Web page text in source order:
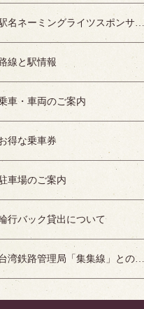
駅名ネーミングライツスポンサーの募集開始
線と駅情報
車・車両のご案内
得な乗車券
車場のご案内
行バック貸出について
台湾鉄路管理局「集集線」との姉妹鉄道協定について